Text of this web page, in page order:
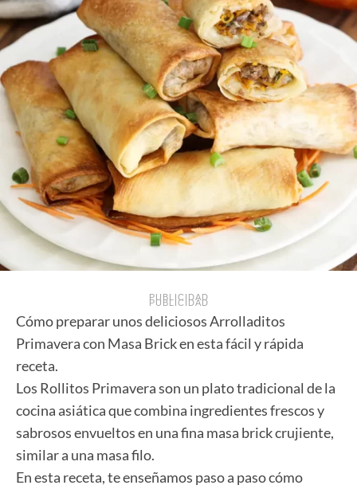
PUBLICIDAD
PUBLICIDAD
Cómo preparar unos deliciosos Arrolladitos
Primavera con Masa Brick en esta fácil y rápida
receta.
Los Rollitos Primavera son un plato tradicional de la
cocina asiática que combina ingredientes frescos y
sabrosos envueltos en una fina masa brick crujiente,
similar a una masa filo.
En esta receta, te enseñamos paso a paso cómo